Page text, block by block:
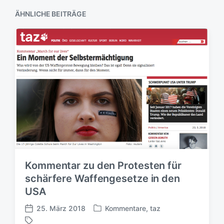
a
g
:
a
:
ÄHNLICHE BEITRÄGE
Kommentar zu den Protesten für
schärfere Waffengesetze in den
USA
V
25. März 2018
V
Kommentare, taz